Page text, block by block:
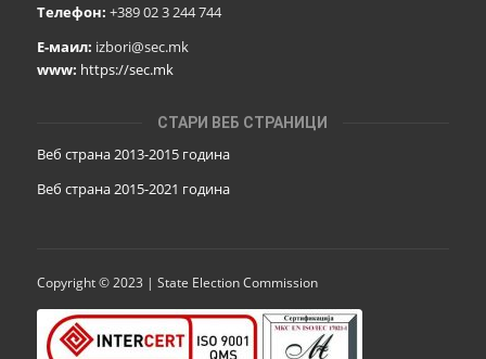
Телефон: +389 02 3 244 744
Е-маил: izbori@sec.mk
www: https://sec.mk
СТАРИ ВЕБ СТРАНИЦИ
Веб страна 2013-2015 година
Веб страна 2015-2021 година
Copyright © 2023 | State Election Commission